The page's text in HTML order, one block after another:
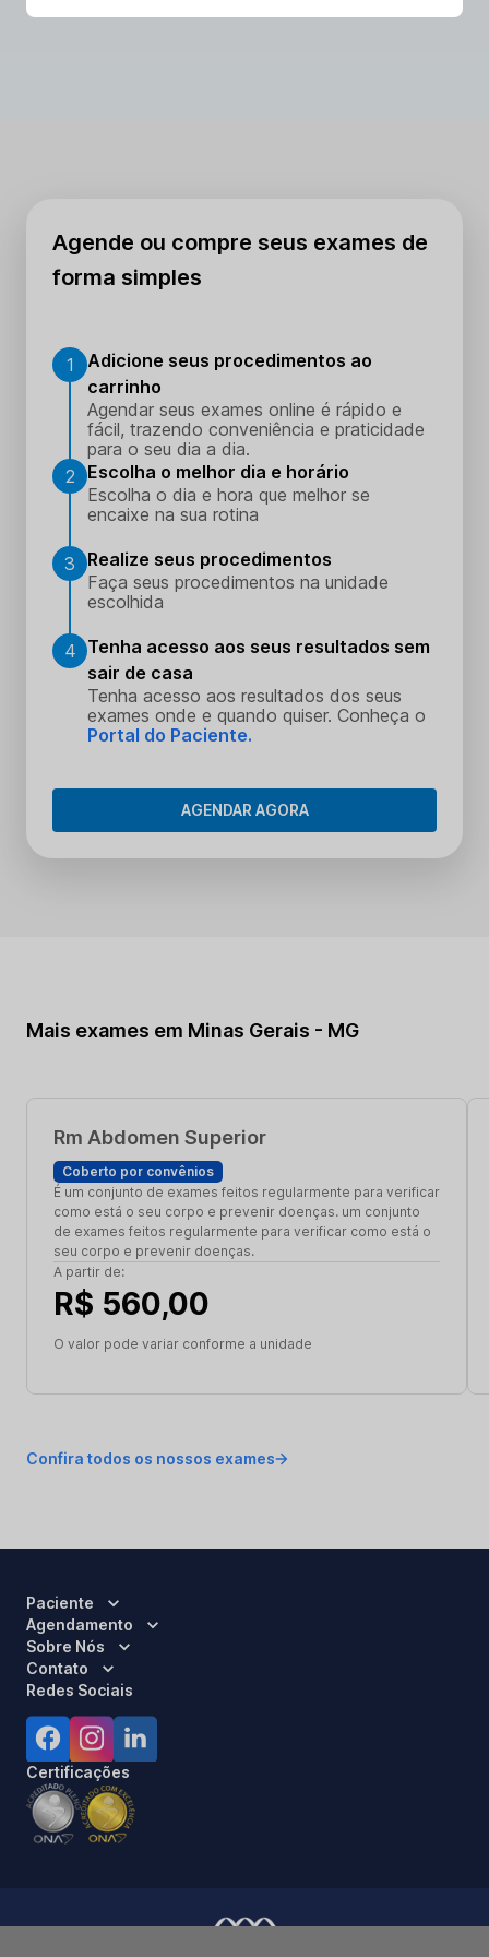
Agende ou compre seus exames de
forma simples
1
Adicione seus procedimentos ao
carrinho
Agendar seus exames online é rápido e
fácil, trazendo conveniência e praticidade
para o seu dia a dia.
2
Escolha o melhor dia e horário
Escolha o dia e hora que melhor se
encaixe na sua rotina
3
Realize seus procedimentos
Faça seus procedimentos na unidade
escolhida
4 Tenha acesso aos seus resultados sem
sair de casa
Tenha acesso aos resultados dos seus
exames onde e quando quiser. Conheça o
Portal do Paciente.
AGENDAR AGORA
Mais exames em Minas Gerais - MG
Rm Abdomen Superior
Coberto por convênios
É um conjunto de exames feitos regularmente para verificar
como está o seu corpo e prevenir doenças. um conjunto
de exames feitos regularmente para verificar como está o
seu corpo e prevenir doenças.
A partir de:
R$ 560,00
O valor pode variar conforme a unidade
Confira todos os nossos exames
Paciente
Agendamento
Sobre Nós
Contato
Redes Sociais
Certificações